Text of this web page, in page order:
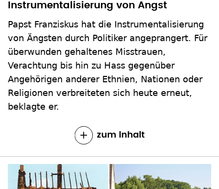
Instrumentalisierung von Angst
Papst Franziskus hat die Instrumentalisierung
von Ängsten durch Politiker angeprangert. Für
überwunden gehaltenes Misstrauen,
Verachtung bis hin zu Hass gegenüber
Angehörigen anderer Ethnien, Nationen oder
Religionen verbreiteten sich heute erneut,
beklagte er.
zum Inhalt